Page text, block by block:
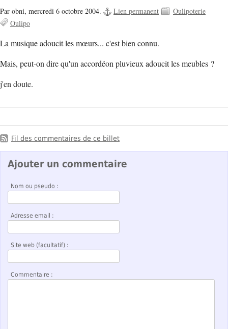
Par obni, mercredi 6 octobre 2004. Lien permanent
Oulipoterie
Oulipo
La musique adoucit les mœurs... c'est bien connu.
Mais, peut-on dire qu'un accordéon pluvieux adoucit les meubles ?
j'en doute.
Fil des commentaires de ce billet
Ajouter un commentaire
Nom ou pseudo :
Adresse email :
Site web (facultatif) :
Commentaire :